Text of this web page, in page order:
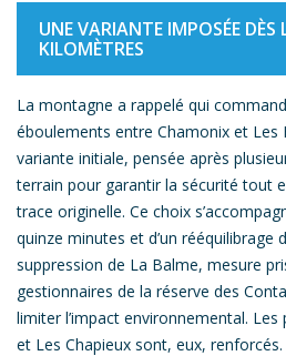
UNE VARIANTE IMPOSÉE DÈS
KILOMÈTRES
La montagne a rappelé qui
éboulements entre Chamonix et Les
variante initiale, pensée après
terrain pour garantir la sécurité tout
trace originelle. Ce choix
quinze minutes et d’un rééquilibrage
suppression de La Balme, mesure
gestionnaires de la réserve des
limiter l’impact environnemental.
et Les Chapieux sont, eux, renforcés.